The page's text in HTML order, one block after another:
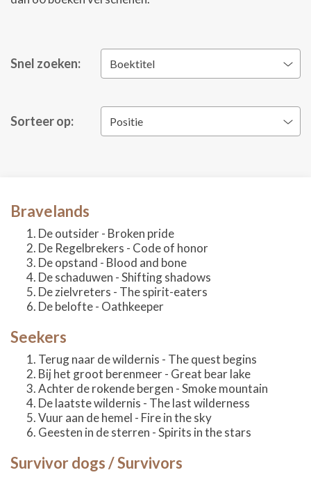
Snel zoeken: Boektitel
Sorteer op: Positie
Bravelands
De outsider - Broken pride
De Regelbrekers - Code of honor
De opstand - Blood and bone
De schaduwen - Shifting shadows
De zielvreters - The spirit-eaters
De belofte - Oathkeeper
Seekers
Terug naar de wildernis - The quest begins
Bij het groot berenmeer - Great bear lake
Achter de rokende bergen - Smoke mountain
De laatste wildernis - The last wilderness
Vuur aan de hemel - Fire in the sky
Geesten in de sterren - Spirits in the stars
Survivor dogs / Survivors